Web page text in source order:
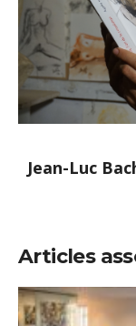
Jean-Luc
Articles